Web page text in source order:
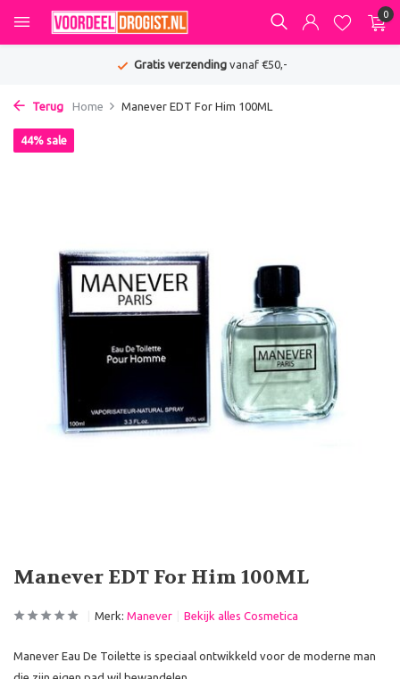
0
Gratis verzendingvanaf €50,-
Terug Home Manever EDT For Him 100ML
Manever EDT For Him 100ML
44% sale
Merk: Manever Bekijk alles Cosmetica
Manever Eau De Toilette is speciaal ontwikkeld voor de moderne man